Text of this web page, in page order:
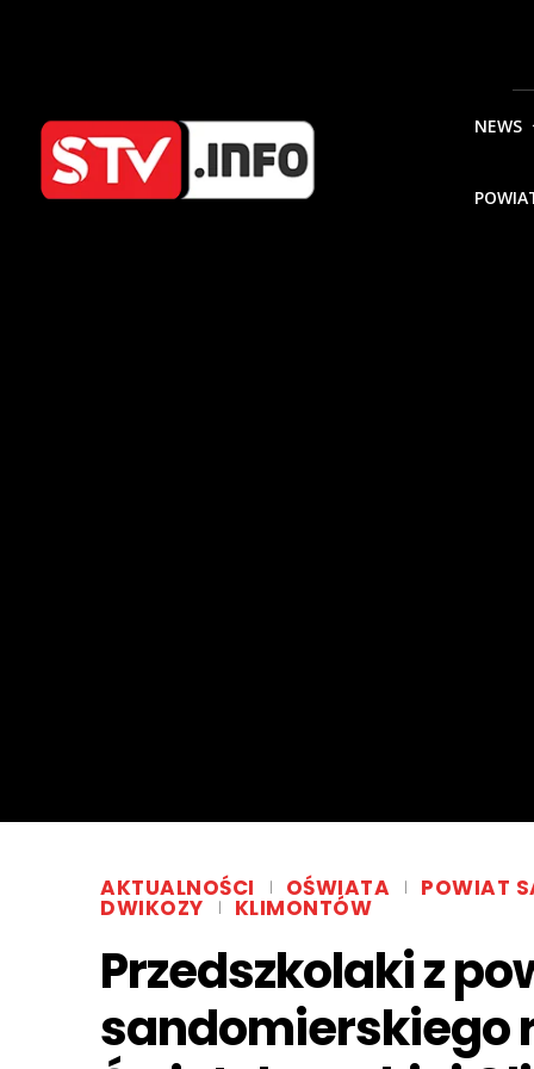
NEWS
AKTUALNOŚCI OŚWIATA POWIAT
DWIKOZY KLIMONTÓW
Przedszkolaki z
sandomierskiego